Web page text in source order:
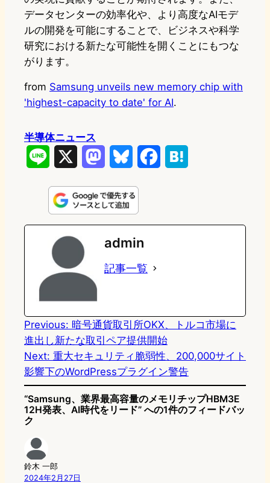
データセンターの効率化や、より高度なAIモデ
ルの開発を可能にすることで、ビジネスや科学
研究における新たな可能性を開くことにもつな
がります。
from Samsung unveils new memory chip with
'highest-capacity to date' for AI.
半導体ニュース
n
e
s
t
o
d
n
u
e
s
k
e
k
e
admin
記事一覧
Previous: 暗号通貨取引所OKX、トルコ市場に
進出し新たな取引ペア提供開始
Next: 重大セキュリティ脆弱性、200,000サイト
影響下のWordPressプラグイン警告
“Samsung、業界最高容量のメモリチップHBM3E
12H発表、AI時代をリード” への1件のフィードバッ
ク
鈴木 一郎
2024年2月27日